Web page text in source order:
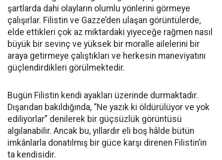
şartlarda dahi olayların olumlu yönlerini görmeye
çalışırlar. Filistin ve Gazze’den ulaşan görüntülerde,
elde ettikleri çok az miktardaki yiyeceğe rağmen nasıl
büyük bir sevinç ve yüksek bir moralle ailelerini bir
araya getirmeye çalıştıkları ve herkesin maneviyatını
güçlendirdikleri görülmektedir.
Bugün Filistin kendi ayakları üzerinde durmaktadır.
Dışarıdan bakıldığında, “Ne yazık ki öldürülüyor ve yok
ediliyorlar” denilerek bir güçsüzlük görüntüsü
algılanabilir. Ancak bu, yıllardır eli boş hâlde bütün
imkânlarla donatılmış bir güce karşı direnen Filistin’in
ta kendisidir.